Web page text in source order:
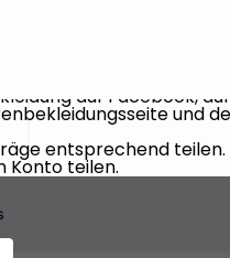
Inhalt unterschiedlich ist.
auf Facebook,
und
entsprechend teilen.
Konto teilen.